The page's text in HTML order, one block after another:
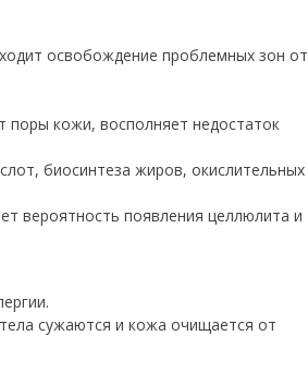
освобождение проблемных зон от
поры кожи, восполняет недостаток
биосинтеза жиров, окислительных
вероятность появления целлюлита и
сужаются и кожа очищается от